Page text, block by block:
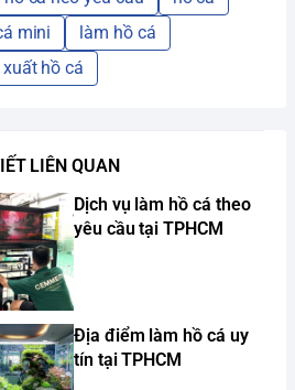
mini
làm hồ cá
hồ cá
LIÊN QUAN
Dịch vụ làm hồ cá theo
yêu cầu tại TPHCM
Địa điểm làm hồ cá uy
tín tại TPHCM